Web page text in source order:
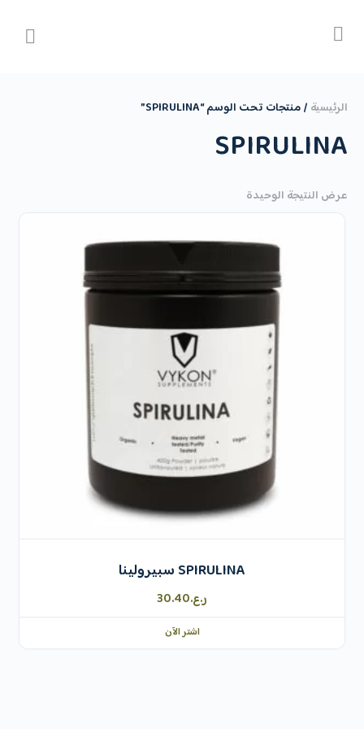
الرئيسية / منتجات تحت الوسم “SPIRULINA”
SPIRULINA
عرض النتيجة الوحيدة
SPIRULINA سبيرولينا
ر.ع.30.40
اشتر الآن